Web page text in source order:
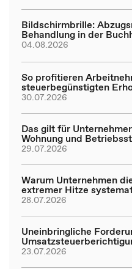
Bildschirmbrille:
Behandlung in der
04.08.2026
So profitieren
steuerbegünstigten
30.07.2026
Das gilt für
Wohnung und
29.07.2026
Warum Unternehmen
extremer Hitze
28.07.2026
Uneinbringliche
23.07.2026